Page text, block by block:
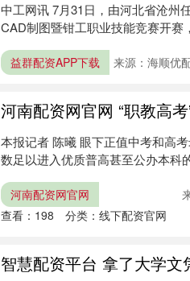
中工网讯 7月31日，由河北省沧州
CAD制图暨钳工职业技能竞赛开
益群配资APP下载 来源：海顺优
河南配资网官网 “职教高
本报记者 陈曦 眼下正值中考和高
数足以进入优质普高甚至公办本科
河南配资网官网
查看： 198 分类： 线下配资官网
智慧配资平台 拿了大学